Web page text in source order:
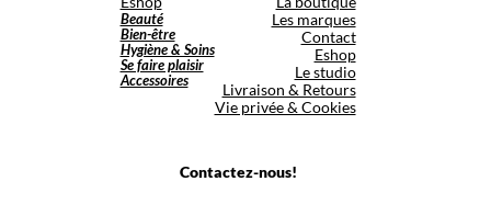
Beauté
Bien-être
Hygiène & Soins
Se faire plaisir
Accessoires
Les marques
Contact
Eshop
Le studio
Livraison & Retours
Vie privée & Cookies
Contactez-nous!